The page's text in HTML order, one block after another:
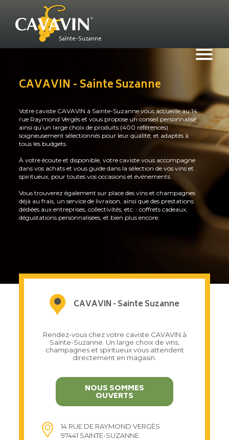
contenu
principal
Sainte-Suzanne
CAVAVIN - Sainte Suzanne
Votre caviste CAVAVIN à Sainte-Suzanne vous accueille au 14
rue Raymond Vergès et vous propose un conseil personnalisé
ainsi qu’un large choix de produits (400 références)
soigneusement sélectionnés pour leur qualité, et adaptés à
tous les budgets.
À votre écoute et disponible, votre caviste vous accompagne
dans vos achats et vous guide dans la sélection de vos vins et
spiritueux, pour toutes vos occasions et événements.
Vous trouverez également sur place des vins et champagnes
déjà au frais, un service de livraison, ainsi que des prestations
dédiées aux entreprises, collectivités, etc. : coffrets cadeaux,
dégustations personnalisées, et bien plus encore.
CAVAVIN - Sainte Suzanne
Rendez-vous chez votre caviste CAVAVIN à
Sainte-Suzanne. Un large choix de vins,
champagnes et spiritueux vous attendent
directement en magasin.
NOUS SOMMES
OUVERTS
14 RUE DE RAYMOND VERGÈS
97441 SAINTE-SUZANNE